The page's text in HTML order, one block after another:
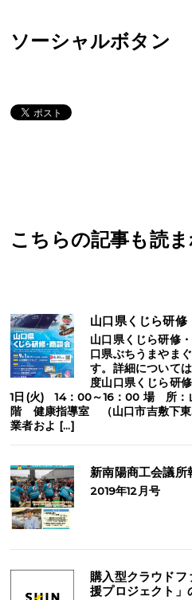
ソーシャルボタン
こちらの記事も読ま
山口県くじら研修
山口県くじら研修
口県ぶちうまやま
す。詳細について
度山口県くじら研
1日(火) 14：00～16：00 場 所：
階 健康指導室 （山口市吉敷下
業者およ […]
新南陽商工会議
2019年12月号
購入型クラウドフ
援プロジェクト」